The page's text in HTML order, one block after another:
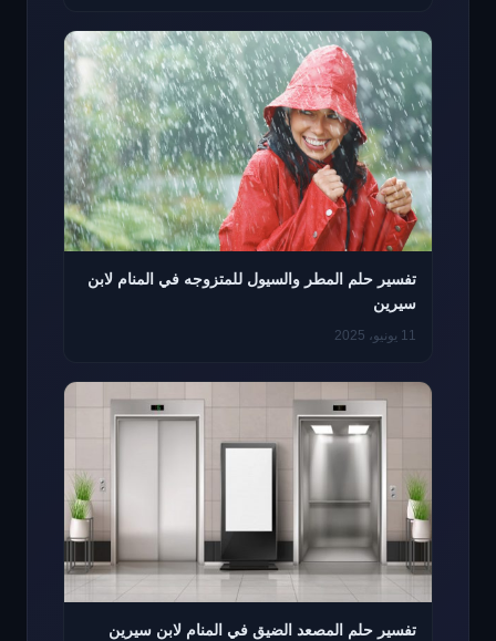
تفسير حلم المطر والسيول للمتزوجه في المنام لابن
سيرين
11 يونيو، 2025
تفسير حلم المصعد الضيق في المنام لابن سيرين